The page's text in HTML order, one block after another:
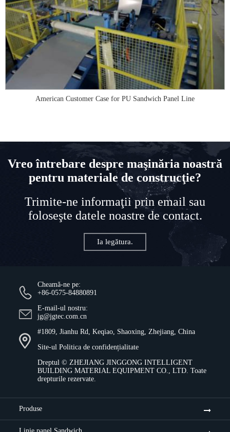
American Customer Case for PU Sandwich Panel Line
Vreo întrebare despre maşinăria noastră
pentru materiale de construcţie?
Trimite-ne informaţii prin email sau
foloseşte datele noastre de contact.
Ia legătura.
Cheamă-ne pe:
+86-0575-84880891
E-mail-ul nostru:
jg@jgtec.com.cn
#1809, Jianhu Rd, Keqiao, Shaoxing, Zhejiang, China
Site-ul Politica de confidențialitate
Dreptul © ZHEJIANG JINGGONG INTELLIGENT
BUILDING MATERIAL EQUIPMENT CO., LTD. Toate
drepturile rezervate.
Produse